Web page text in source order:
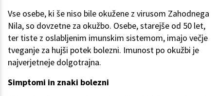
Vse osebe, ki še niso bile okužene z virusom Zahodnega
Nila, so dovzetne za okužbo. Osebe, starejše od 50 let,
ter tiste z oslabljenim imunskim sistemom, imajo večje
tveganje za hujši potek bolezni. Imunost po okužbi je
najverjetneje dolgotrajna.
Simptomi in znaki bolezni